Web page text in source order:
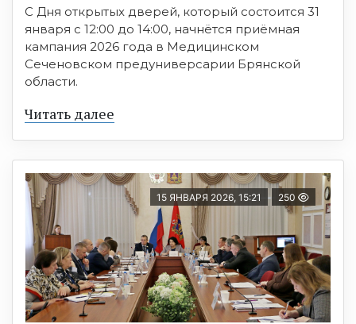
С Дня открытых дверей, который состоится 31
января с 12:00 до 14:00, начнётся приёмная
кампания 2026 года в Медицинском
Сеченовском предуниверсарии Брянской
области.
Читать далее
15 ЯНВАРЯ 2026, 15:21 250